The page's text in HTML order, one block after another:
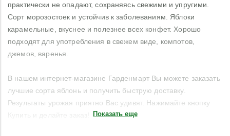
практически не опадают, сохраняясь свежими и упругими.
Сорт морозостоек и устойчив к заболеваниям. Яблоки
карамельные, вкуснее и полезнее всех конфет. Хорошо
подходят для употребления в свежем виде, компотов,
джемов, варенья.
В нашем интернет-магазине Гарденмарт Вы можете заказать
лучшие сорта яблонь и получить быструю доставку.
Результаты урожая приятно Вас удивят. Нажимайте кнопку
Показать еще